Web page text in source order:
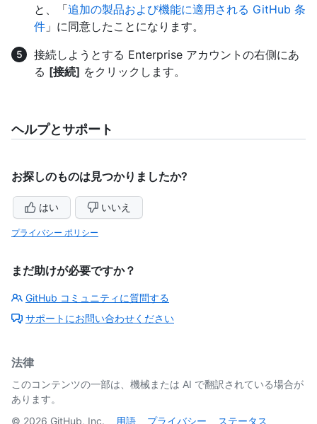
と、「追加の製品および機能に適用される GitHub 条
件 」に同意したことになります。
接続しようとする Enterprise アカウントの右側にあ
る [接続] をクリックします。
ヘルプとサポート
お探しのものは見つかりましたか?
はい いいえ
プライバシー ポリシー
まだ助けが必要ですか？
GitHub コミュニティに質問する
サポートにお問い合わせください
法律
このコンテンツの一部は、機械または AI で翻訳されている場合が
あります。
© 2026 GitHub, Inc. 用語 プライバシー ステータス